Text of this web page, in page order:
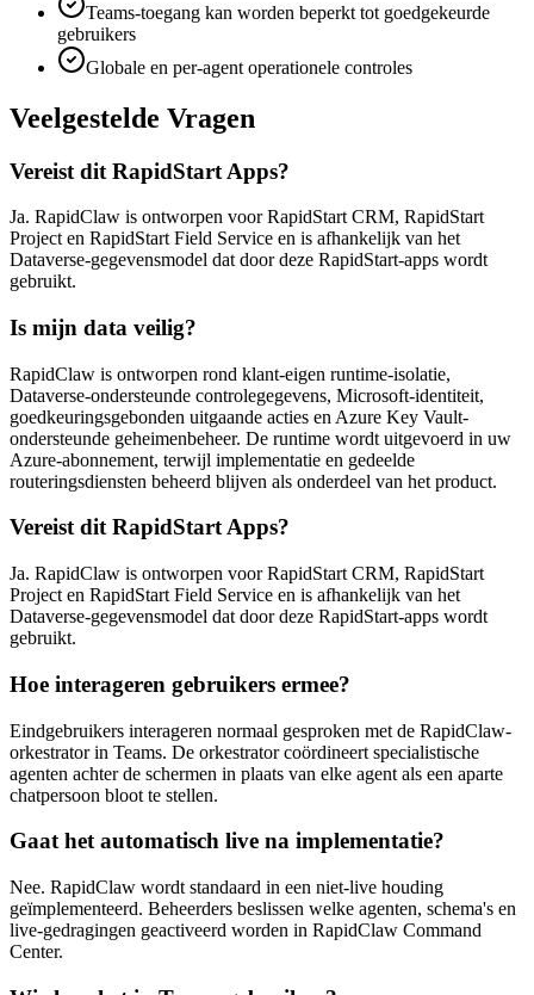
Teams-toegang kan worden beperkt tot goedgekeurde
gebruikers
Globale en per-agent operationele controles
Veelgestelde Vragen
Vereist dit RapidStart Apps?
Ja. RapidClaw is ontworpen voor RapidStart CRM, RapidStart
Project en RapidStart Field Service en is afhankelijk van het
Dataverse-gegevensmodel dat door deze RapidStart-apps wordt
gebruikt.
Is mijn data veilig?
RapidClaw is ontworpen rond klant-eigen runtime-isolatie,
Dataverse-ondersteunde controlegegevens, Microsoft-identiteit,
goedkeuringsgebonden uitgaande acties en Azure Key Vault-
ondersteunde geheimenbeheer. De runtime wordt uitgevoerd in uw
Azure-abonnement, terwijl implementatie en gedeelde
routeringsdiensten beheerd blijven als onderdeel van het product.
Vereist dit RapidStart Apps?
Ja. RapidClaw is ontworpen voor RapidStart CRM, RapidStart
Project en RapidStart Field Service en is afhankelijk van het
Dataverse-gegevensmodel dat door deze RapidStart-apps wordt
gebruikt.
Hoe interageren gebruikers ermee?
Eindgebruikers interageren normaal gesproken met de RapidClaw-
orkestrator in Teams. De orkestrator coördineert specialistische
agenten achter de schermen in plaats van elke agent als een aparte
chatpersoon bloot te stellen.
Gaat het automatisch live na implementatie?
Nee. RapidClaw wordt standaard in een niet-live houding
geïmplementeerd. Beheerders beslissen welke agenten, schema's en
live-gedragingen geactiveerd worden in RapidClaw Command
Center.